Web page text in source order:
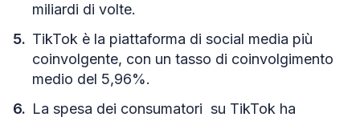
miliardi di volte.
TikTok è la piattaforma di social media più
coinvolgente, con un tasso di coinvolgimento
medio del 5,96%.
La spesa dei consumatori su TikTok ha